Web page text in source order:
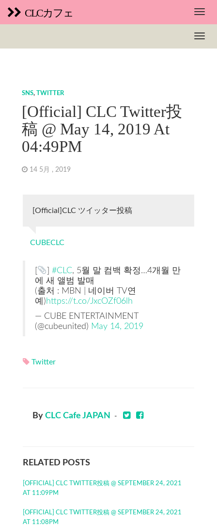
CLCカフェ
SNS, TWITTER
[Official] CLC Twitter投
稿 @ May 14, 2019 At
04:49PM
14 5月 , 2019
[Official]CLC ツイッター投稿
CUBECLC
#CLC, 5월 말 컴백 확정…4개월 만
에 새 앨범 발매
(출처 : MBN | 네이버 TV연
예)https://t.co/JxcOZf06lh
— CUBE ENTERTAINMENT
(@cubeunited) May 14, 2019
Twitter
By CLC Cafe JAPAN -
RELATED POSTS
[OFFICIAL] CLC TWITTER投稿 @ SEPTEMBER 24, 2021
AT 11:09PM
[OFFICIAL] CLC TWITTER投稿 @ SEPTEMBER 24, 2021
AT 11:08PM